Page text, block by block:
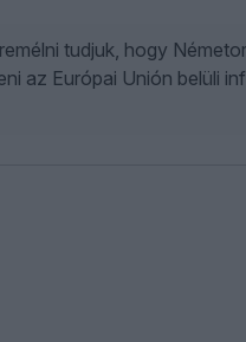
tudjuk, hogy
az Európai Unión belüli